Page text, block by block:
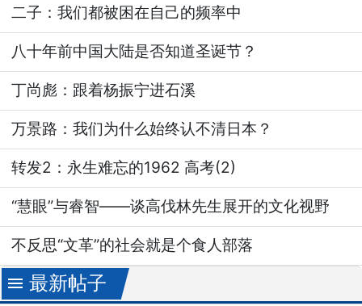
二子：我们都被困在自己的频率中
八十年前中国大陆是否知道圣诞节？
丁尚彪：跟着杨振宁进石溪
万景路：我们为什么始终认不清日本？
转发2：永生难忘的1962 高考(2)
“慧眼”与睿智——谈高伐林先生展开的文化视野
不反思“文革”的社会就是个食人部落
menu 最新帖子